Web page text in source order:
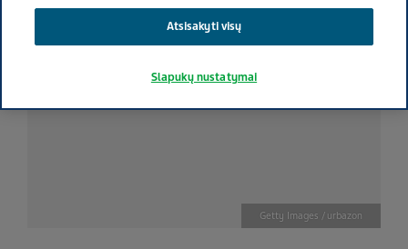
Getty Images / urbazon
Atsisakyti visų
Slapukų nustatymai